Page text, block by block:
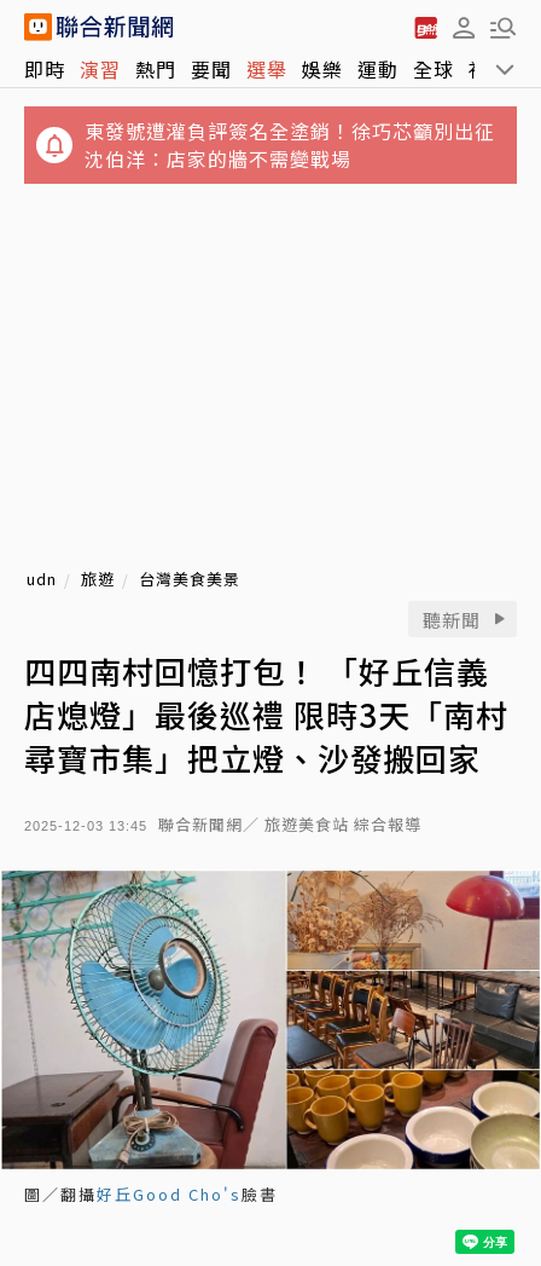
即時 演習 熱門 要聞 選舉 娛樂 運動 全球 社會
東發號遭灌負評簽名全塗銷！徐巧芯籲別出征
沈伯洋：店家的牆不需變戰場
飛機延誤還能去逛免稅店嗎？旅遊專家提醒：
udn 旅遊 台灣美食美景
聽新聞
四四南村回憶打包！ 「好丘信義
店熄燈」最後巡禮 限時3天「南村
尋寶市集」把立燈、沙發搬回家
2025-12-03 13:45 聯合新聞網／ 旅遊美食站 綜合報導
圖／翻攝好丘Good Cho's臉書